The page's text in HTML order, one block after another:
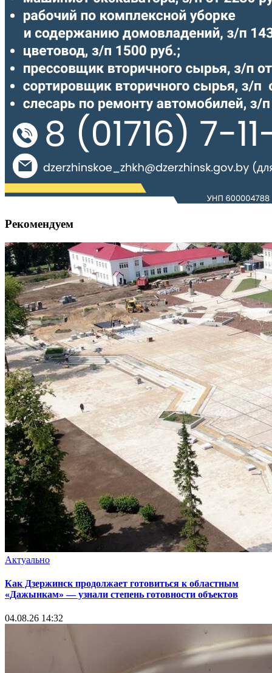
Рекомендуем
Актуально
Как Дзержинск продолжает готовиться к областным
«Дажынкам» — узнали степень готовности объектов
04.08.26 14:32